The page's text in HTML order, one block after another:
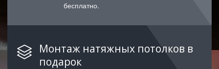
бесплатно.
Монтаж натяжных потолков в
подарок